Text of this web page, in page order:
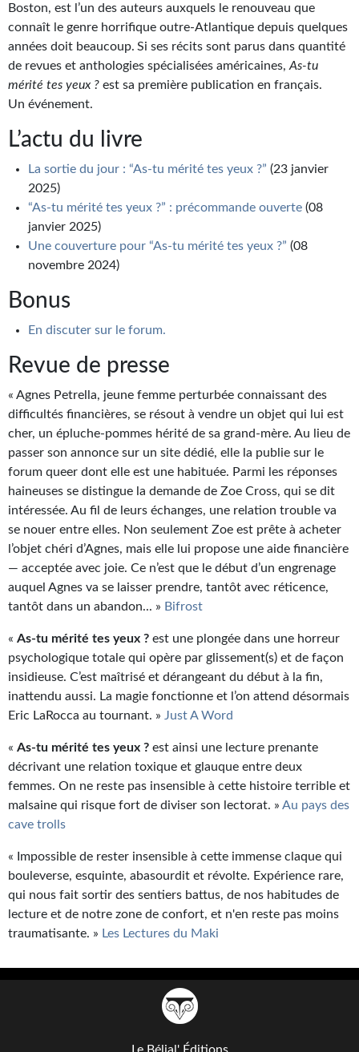
Tirages d’art Une Heure-Lumière
PLUS
À paraître
Revue de presse
Récompenses
Newsletter
Le Bélial' sur Youtube
LE BLOG BIFROST
CONTACT
Nous contacter
F.A.Q.
Soumettre un manuscrit
Support technique
Boston, est l’un des auteurs auxquels le renouveau que
connaît le genre horrifique outre-Atlantique depuis quelques
années doit beaucoup. Si ses récits sont parus dans quantité
de revues et anthologies spécialisées américaines, As-tu
mérité tes yeux ? est sa première publication en français.
Un événement.
L’actu du livre
La sortie du jour : “As-tu mérité tes yeux ?” (23 janvier
2025)
“As-tu mérité tes yeux ?” : précommande ouverte (08
janvier 2025)
Une couverture pour “As-tu mérité tes yeux ?” (08
novembre 2024)
Bonus
En discuter sur le forum.
Revue de presse
« Agnes Petrella, jeune femme perturbée connaissant des
difficultés financières, se résout à vendre un objet qui lui est
cher, un épluche-pommes hérité de sa grand-mère. Au lieu de
passer son annonce sur un site dédié, elle la publie sur le
forum queer dont elle est une habituée. Parmi les réponses
haineuses se distingue la demande de Zoe Cross, qui se dit
intéressée. Au fil de leurs échanges, une relation trouble va
se nouer entre elles. Non seulement Zoe est prête à acheter
l’objet chéri d’Agnes, mais elle lui propose une aide financière
— acceptée avec joie. Ce n’est que le début d’un engrenage
auquel Agnes va se laisser prendre, tantôt avec réticence,
tantôt dans un abandon... » Bifrost
« As-tu mérité tes yeux ? est une plongée dans une horreur
psychologique totale qui opère par glissement(s) et de façon
insidieuse. C’est maîtrisé et dérangeant du début à la fin,
inattendu aussi. La magie fonctionne et l’on attend désormais
Eric LaRocca au tournant. » Just A Word
« As-tu mérité tes yeux ? est ainsi une lecture prenante
décrivant une relation toxique et glauque entre deux
femmes. On ne reste pas insensible à cette histoire terrible et
malsaine qui risque fort de diviser son lectorat. » Au pays des
cave trolls
« Impossible de rester insensible à cette immense claque qui
bouleverse, esquinte, abasourdit et révolte. Expérience rare,
qui nous fait sortir des sentiers battus, de nos habitudes de
lecture et de notre zone de confort, et n'en reste pas moins
traumatisante. » Les Lectures du Maki